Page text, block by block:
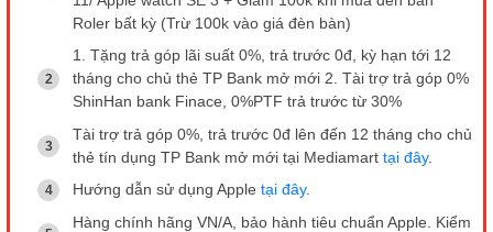
Roler bất kỳ (Trừ 100k vào giá đèn bàn)
1. Tặng trả góp lãi suất 0%, trả trước 0đ, kỳ hạn tới 12
tháng cho chủ thẻ TP Bank mở mới 2. Tài trợ trả góp 0%
ShinHan bank Finace, 0%PTF trả trước từ 30%
Tài trợ trả góp 0%, trả trước 0đ lên đến 12 tháng cho chủ
thẻ tín dụng TP Bank mở mới tại Mediamart tại đây.
Hướng dẫn sử dụng Apple tại đây.
Hàng chính hãng VN/A, bảo hành tiêu chuẩn Apple. Kiểm